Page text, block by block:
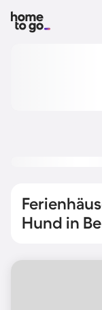
Hund in